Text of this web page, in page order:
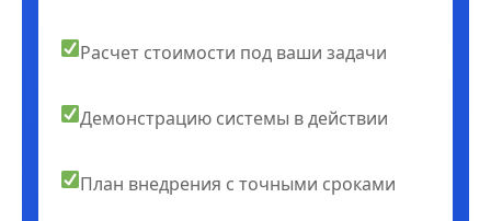
Расчет стоимости под ваши задачи
Демонстрацию системы в действии
План внедрения с точными сроками